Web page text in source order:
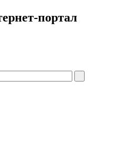
портал